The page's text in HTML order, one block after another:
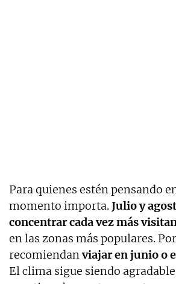
Para quienes estén pensando
momento importa.Julio y
concentrar cada vez más
en las zonas más populares.
recomiendanviajar en junio o
El clima sigue siendo